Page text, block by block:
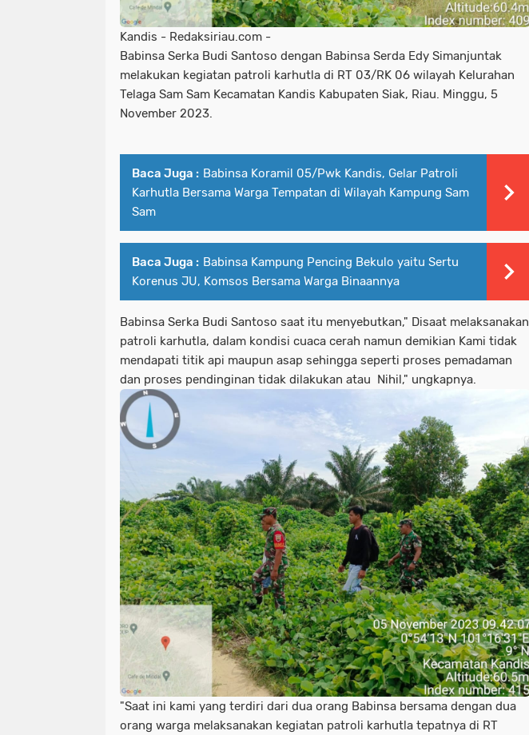
Kandis - Redaksiriau.com -
Babinsa Serka Budi Santoso dengan Babinsa Serda Edy Simanjuntak
melakukan kegiatan patroli karhutla di RT 03/RK 06 wilayah Kelurahan
Telaga Sam Sam Kecamatan Kandis Kabupaten Siak, Riau. Minggu, 5
November 2023.
Baca Juga : Babinsa Koramil 05/Pwk Kandis, Gelar Patroli
Karhutla Bersama Warga Tempatan di Wilayah Kampung Sam
Sam
Baca Juga : Babinsa Kampung Pencing Bekulo yaitu Sertu
Korenus JU, Komsos Bersama Warga Binaannya
Babinsa Serka Budi Santoso saat itu menyebutkan," Disaat melaksanakan
patroli karhutla, dalam kondisi cuaca cerah namun demikian Kami tidak
mendapati titik api maupun asap sehingga seperti proses pemadaman
dan proses pendinginan tidak dilakukan atau Nihil," ungkapnya.
"Saat ini kami yang terdiri dari dua orang Babinsa bersama dengan dua
orang warga melaksanakan kegiatan patroli karhutla tepatnya di RT